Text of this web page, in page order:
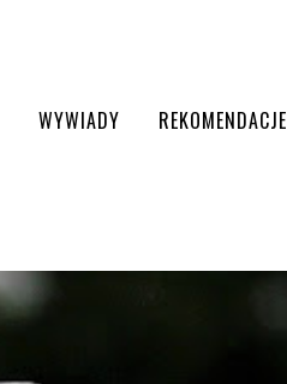
WYWIADY REKOMENDACJE